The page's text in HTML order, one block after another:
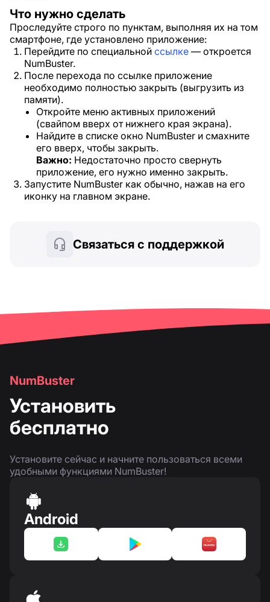
Что нужно сделать
Проследуйте строго по пунктам, выполняя их на том
смартфоне, где установлено приложение:
Перейдите по специальной ссылке — откроется
NumBuster.
После перехода по ссылке приложение
необходимо полностью закрыть (выгрузить из
памяти).
Откройте меню активных приложений
(свайпом вверх от нижнего края экрана).
Найдите в списке окно NumBuster и смахните
его вверх, чтобы закрыть.
Важно: Недостаточно просто свернуть
приложение, его нужно именно закрыть.
Запустите NumBuster как обычно, нажав на его
иконку на главном экране.
Связаться с поддержкой
NumBuster
Установить
бесплатно
Установите сейчас и начните пользоваться всеми
удобными функциями NumBuster!
Android